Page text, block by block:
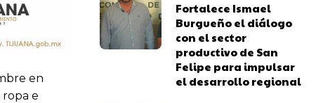
en
e
Fortalece Ismael
Burgueño el diálogo
con el sector
productivo de San
Felipe para impulsar
el desarrollo regional